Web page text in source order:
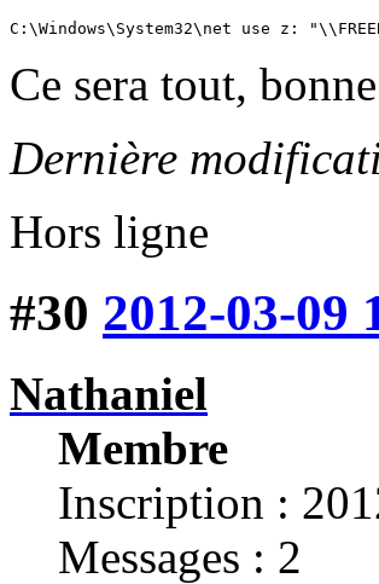
C:\Windows\System32\net use z:
Ce sera tout,
Dernière
Hors ligne
#30 2012-03-09
Nathaniel
Membre
Inscription :
Messages : 2